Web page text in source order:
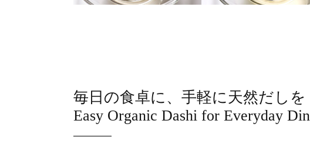
毎日の食卓に、手軽に天然だしを
Easy Organic Dashi for Everyday